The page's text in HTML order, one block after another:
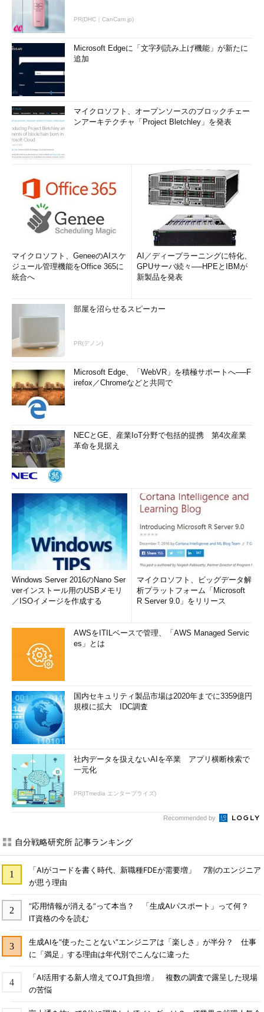
PR(DHC｜CanCam.jp)
Microsoft Edgeに「文字列読み上げ機能」が新たに
追加
マイクロソフト、オープンソースのブロックチェー
ンアーキテクチャ「Project Bletchley」を発表
マイクロソフト、GeneeのAIスケ
ジュール管理機能をOffice 365に
統合へ
AI／ディープラーニングに特化、
GPUサーバ続々──HPEとIBMが
新製品を発表
部屋を沼らせるスピーカー
PR(デノン)
Microsoft Edge、「WebVR」を積極サポートへ──F
irefox／Chromeなどと共同で
NECとGE、産業IoT分野で包括的提携 第4次産業
革命を見据え
Windows Server 2016のNano Ser
verインストール用のUSBメモリ
／ISOイメージを作成する
マイクロソフト、ビッグデータ解
析プラットフォーム「Microsoft
R Server 9.0」をリリース
AWSをITILベースで管理、「AWS Managed Servic
es」とは
国内セキュリティ製品市場は2020年までに3359億円
規模に拡大 IDC調査
社内データを扱えないAIを卒業 アプリ横断検索で
一元化
PR(ITmedia エンタープライズ)
Recommended by
自分戦略研究所 記事ランキング
「AIがコードを書く時代、新職種FDEが需要増」 7割のエンジニア
が思う理由
“応用情報が消える”って本当？ 「生成AIパスポート」って何？
IT資格の今を読む
生成AIを“使ったことない”エンジニアは「楽しさ」が半分？ 仕事
に「満足」する理由は年代別でこんなに違った
「AI活用する新人増えてOJT負担増」 複数の調査で露呈した現場
の苦悩